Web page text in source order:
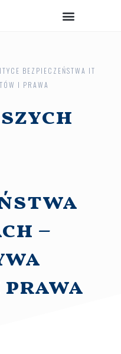
BEZPIECZEŃSTWA IT
I PRAWA
–